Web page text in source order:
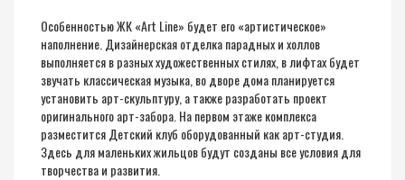
Особенностью ЖК «Art Line» будет его «артистическое»
наполнение. Дизайнерская отделка парадных и холлов
выполняется в разных художественных стилях, в лифтах будет
звучать классическая музыка, во дворе дома планируется
установить арт-скульптуру, а также разработать проект
оригинального арт-забора. На первом этаже комплекса
разместится Детский клуб оборудованный как арт-студия.
Здесь для маленьких жильцов будут созданы все условия для
творчества и развития.